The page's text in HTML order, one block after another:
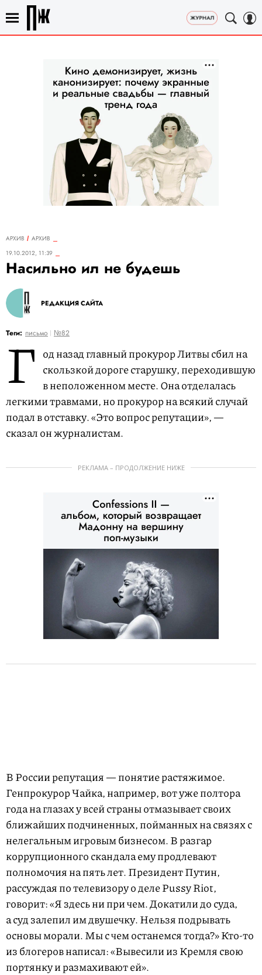
АРХИВ
АРХИВ
19.10.2012, 11:39
Насильно ил не будешь
РЕДАКЦИЯ САЙТА
Теги: письмо №82
Г од назад главный прокурор Литвы сбил на
скользкой дороге старушку, переходившую
в неположенном месте. Она отделалась
легкими травмами, но прокурор на всякий случай
подал в отставку. «Это вопрос репутации», —
сказал он журналистам.
РЕКЛАМА – ПРОДОЛЖЕНИЕ НИЖЕ
В России репутация — понятие растяжимое.
Генпрокурор Чайка, например, вот уже полтора
года на глазах у всей страны отмазывает своих
ближайших подчиненных, пойманных на связях с
нелегальным игровым бизнесом. В разгар
коррупционного скандала ему продлевают
полномочия на пять лет. Президент Путин,
рассуждая по телевизору о деле Pussy Riot,
говорит: «Я здесь ни при чем. Докатили до суда,
а суд залепил им двушечку. Нельзя подрывать
основы морали. Мы с чем останемся тогда?» Кто-то
из блогеров написал: «Вывесили из Кремля свою
портянку и размахивают ей».